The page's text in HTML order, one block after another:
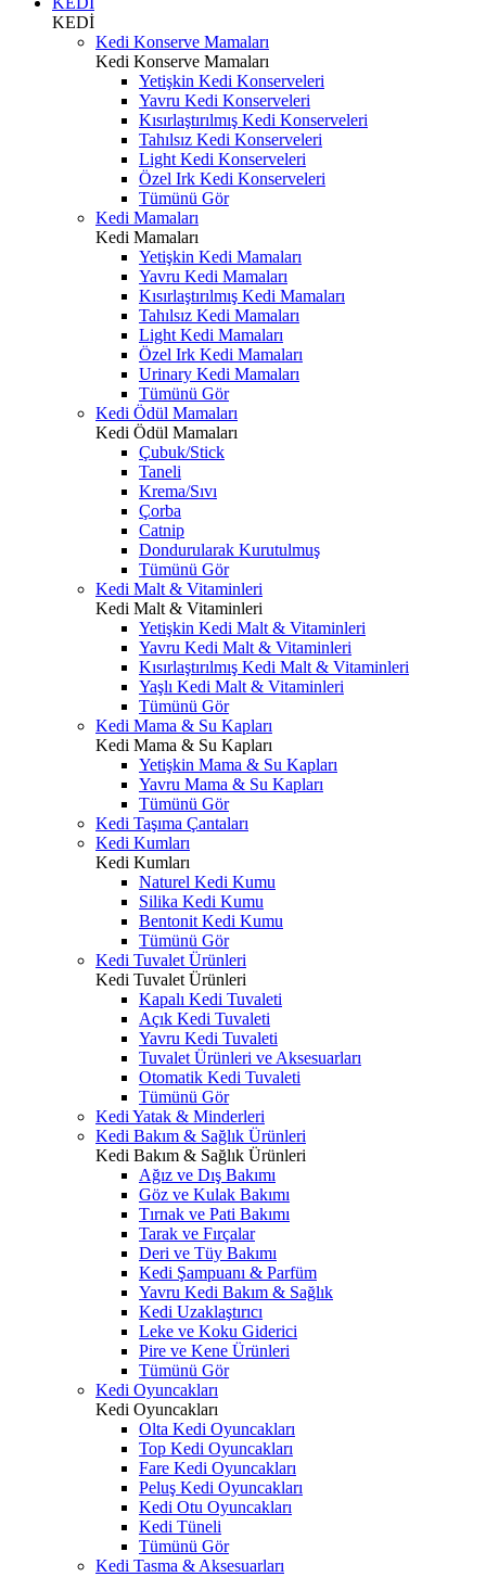
KEDİ
Kedi Konserve Mamaları
Kedi Konserve Mamaları
Yetişkin Kedi Konserveleri
Yavru Kedi Konserveleri
Kısırlaştırılmış Kedi Konserveleri
Tahılsız Kedi Konserveleri
Light Kedi Konserveleri
Özel Irk Kedi Konserveleri
Tümünü Gör
Kedi Mamaları
Kedi Mamaları
Yetişkin Kedi Mamaları
Yavru Kedi Mamaları
Kısırlaştırılmış Kedi Mamaları
Tahılsız Kedi Mamaları
Light Kedi Mamaları
Özel Irk Kedi Mamaları
Urinary Kedi Mamaları
Tümünü Gör
Kedi Ödül Mamaları
Kedi Ödül Mamaları
Çubuk/Stick
Taneli
Krema/Sıvı
Çorba
Catnip
Dondurularak Kurutulmuş
Tümünü Gör
Kedi Malt & Vitaminleri
Kedi Malt & Vitaminleri
Yetişkin Kedi Malt & Vitaminleri
Yavru Kedi Malt & Vitaminleri
Kısırlaştırılmış Kedi Malt & Vitaminleri
Yaşlı Kedi Malt & Vitaminleri
Tümünü Gör
Kedi Mama & Su Kapları
Kedi Mama & Su Kapları
Yetişkin Mama & Su Kapları
Yavru Mama & Su Kapları
Tümünü Gör
Kedi Taşıma Çantaları
Kedi Kumları
Kedi Kumları
Naturel Kedi Kumu
Silika Kedi Kumu
Bentonit Kedi Kumu
Tümünü Gör
Kedi Tuvalet Ürünleri
Kedi Tuvalet Ürünleri
Kapalı Kedi Tuvaleti
Açık Kedi Tuvaleti
Yavru Kedi Tuvaleti
Tuvalet Ürünleri ve Aksesuarları
Otomatik Kedi Tuvaleti
Tümünü Gör
Kedi Yatak & Minderleri
Kedi Bakım & Sağlık Ürünleri
Kedi Bakım & Sağlık Ürünleri
Ağız ve Dış Bakımı
Göz ve Kulak Bakımı
Tırnak ve Pati Bakımı
Tarak ve Fırçalar
Deri ve Tüy Bakımı
Kedi Şampuanı & Parfüm
Yavru Kedi Bakım & Sağlık
Kedi Uzaklaştırıcı
Leke ve Koku Giderici
Pire ve Kene Ürünleri
Tümünü Gör
Kedi Oyuncakları
Kedi Oyuncakları
Olta Kedi Oyuncakları
Top Kedi Oyuncakları
Fare Kedi Oyuncakları
Peluş Kedi Oyuncakları
Kedi Otu Oyuncakları
Kedi Tüneli
Tümünü Gör
Kedi Tasma & Aksesuarları